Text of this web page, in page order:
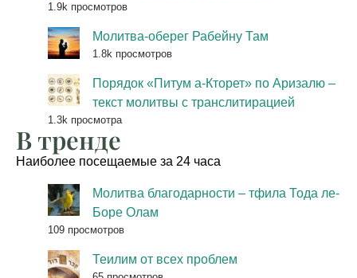
1.9k просмотров
Молитва-оберег Рабейну Там
1.8k просмотров
Порядок «Питум а-Кторет» по Аризалю –
текст молитвы с транслитирацией
1.3k просмотра
В тренде
Наиболее посещаемые за 24 часа
Молитва благодарности – тфила Тода ле-
Боре Олам
109 просмотров
Теилим от всех проблем